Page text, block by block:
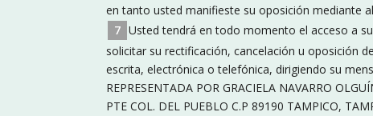
en tanto usted manifieste su oposición mediante
Usted tendrá en todo momento el acceso a
solicitar su rectificación, cancelación u oposición
escrita, electrónica o telefónica, dirigiendo su
REPRESENTADA POR GRACIELA NAVARRO
PTE COL. DEL PUEBLO C.P 89190 TAMPICO,